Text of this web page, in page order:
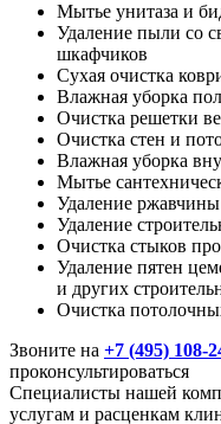
Мытье унитаза и
Удаление пыли со
шкафчиков
Сухая очистка
Влажная уборка
Очистка решетки
Очистка стен и
Влажная уборка
Мытье
Удаление
Удаление
Очистка стыков
Удаление пятен
и других
Очистка
Звоните на +7 (495) 108-
проконсультироваться
Специалисты нашей
услугам и расценкам